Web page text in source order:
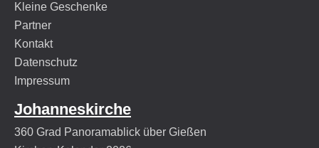
Kleine Geschenke
Partner
Kontakt
Datenschutz
Impressum
Johanneskirche
360 Grad Panoramablick über Gießen